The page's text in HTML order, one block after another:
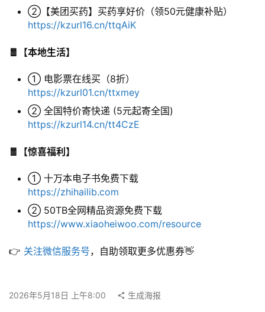
费
程
②【美团买药】买药享好价（领50元健康补贴）
https://kzurl16.cn/ttqAiK
🧧【本地生活】
① 电影票在线买（8折）
https://kzurl01.cn/ttxmey
② 全国特价寄快递 (5元起寄全国)
https://kzurl14.cn/tt4CzE
🧧【惊喜福利】
① 十万本电子书免费下载
https://zhihailib.com
② 50TB全网精品资源免费下载
https://www.xiaoheiwoo.com/resource
👉 关注微信服务号，自助领取更多优惠券👋
2026年5月18日 上午8:00 生成海报